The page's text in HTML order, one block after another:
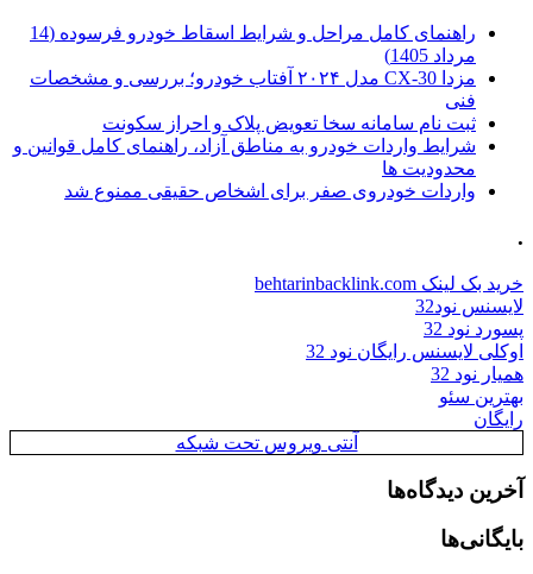
راهنمای کامل مراحل و شرایط اسقاط خودرو فرسوده (14
مرداد 1405)
مزدا CX-30 مدل ۲۰۲۴ آفتاب خودرو؛ بررسی و مشخصات
فنی
ثبت نام سامانه سخا تعویض پلاک و احراز سکونت
شرایط واردات خودرو به مناطق آزاد، راهنمای کامل قوانین و
محدودیت ها
واردات خودروی صفر برای اشخاص حقیقی ممنوع شد
.
خرید بک لینک behtarinbacklink.com
لایسنس نود32
پسورد نود 32
اوکلی لایسنس رایگان نود 32
همیار نود 32
بهترین سئو
رایگان
آنتی ویروس تحت شبکه
آخرین دیدگاه‌ها
بایگانی‌ها